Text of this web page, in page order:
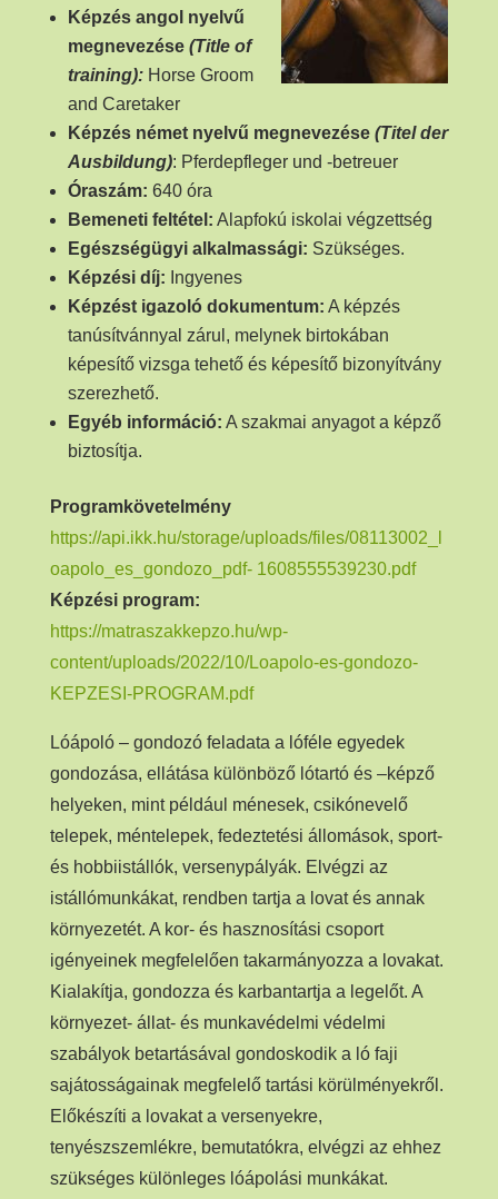
Képzés angol nyelvű
megnevezése (Title of
training): Horse Groom
and Caretaker
Képzés német nyelvű megnevezése (Titel der
Ausbildung): Pferdepfleger und -betreuer
Óraszám: 640 óra
Bemeneti feltétel: Alapfokú iskolai végzettség
Egészségügyi alkalmassági: Szükséges.
Képzési díj: Ingyenes
Képzést igazoló dokumentum: A képzés
tanúsítvánnyal zárul, melynek birtokában
képesítő vizsga tehető és képesítő bizonyítvány
szerezhető.
Egyéb információ: A szakmai anyagot a képző
biztosítja.
Programkövetelmény
https://api.ikk.hu/storage/uploads/files/08113002_l
oapolo_es_gondozo_pdf- 1608555539230.pdf
Képzési program:
https://matraszakkepzo.hu/wp-
content/uploads/2022/10/Loapolo-es-gondozo-
KEPZESI-PROGRAM.pdf
Lóápoló – gondozó feladata a lóféle egyedek
gondozása, ellátása különböző lótartó és –képző
helyeken, mint például ménesek, csikónevelő
telepek, méntelepek, fedeztetési állomások, sport-
és hobbiistállók, versenypályák. Elvégzi az
istállómunkákat, rendben tartja a lovat és annak
környezetét. A kor- és hasznosítási csoport
igényeinek megfelelően takarmányozza a lovakat.
Kialakítja, gondozza és karbantartja a legelőt. A
környezet- állat- és munkavédelmi védelmi
szabályok betartásával gondoskodik a ló faji
sajátosságainak megfelelő tartási körülményekről.
Előkészíti a lovakat a versenyekre,
tenyészszemlékre, bemutatókra, elvégzi az ehhez
szükséges különleges lóápolási munkákat.